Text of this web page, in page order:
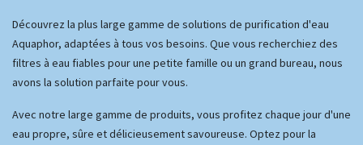
Découvrez la plus large gamme de solutions de purification d'eau
Aquaphor, adaptées à tous vos besoins. Que vous recherchiez des
filtres à eau fiables pour une petite famille ou un grand bureau, nous
avons la solution parfaite pour vous.
Avec notre large gamme de produits, vous profitez chaque jour d'une
eau propre, sûre et délicieusement savoureuse. Optez pour la